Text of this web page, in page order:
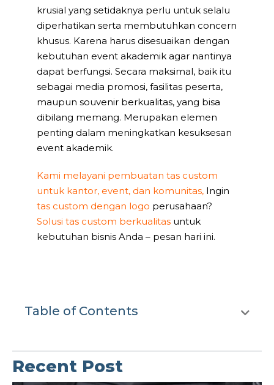
krusial yang setidaknya perlu untuk selalu
diperhatikan serta membutuhkan concern
khusus. Karena harus disesuaikan dengan
kebutuhan event akademik agar nantinya
dapat berfungsi. Secara maksimal, baik itu
sebagai media promosi, fasilitas peserta,
maupun souvenir berkualitas, yang bisa
dibilang memang. Merupakan elemen
penting dalam meningkatkan kesuksesan
event akademik.
Kami melayani pembuatan tas custom
untuk kantor, event, dan komunitas, Ingin
tas custom dengan logo perusahaan?
Solusi tas custom berkualitas untuk
kebutuhan bisnis Anda – pesan hari ini.
Table of Contents
Recent Post